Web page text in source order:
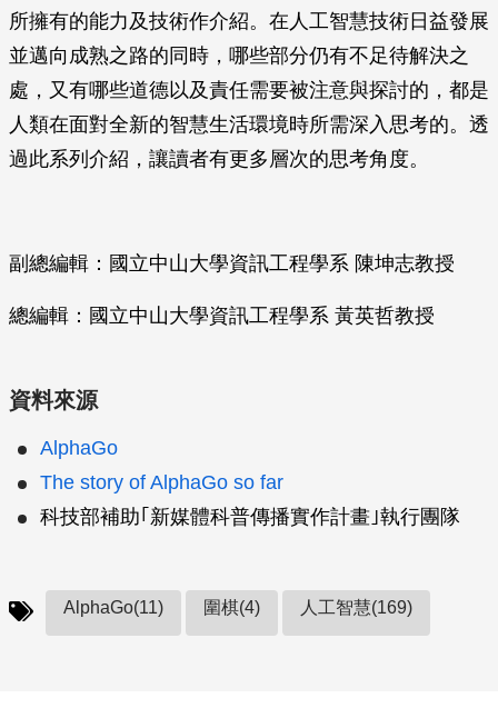
所擁有的能力及技術作介紹。在人工智慧技術日益發展
並邁向成熟之路的同時，哪些部分仍有不足待解決之
處，又有哪些道德以及責任需要被注意與探討的，都是
人類在面對全新的智慧生活環境時所需深入思考的。透
過此系列介紹，讓讀者有更多層次的思考角度。
副總編輯：國立中山大學資訊工程學系 陳坤志教授
總編輯：國立中山大學資訊工程學系 黃英哲教授
資料來源
AlphaGo
The story of AlphaGo so far
科技部補助｢新媒體科普傳播實作計畫｣執行團隊
AlphaGo(11) 圍棋(4) 人工智慧(169)